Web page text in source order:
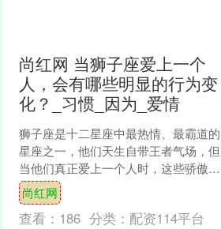
尚红网 当狮子座爱上一个
人，会有哪些明显的行为变
化？_习惯_因为_爱情
狮子座是十二星座中最热情、最霸道的
星座之一，他们天生自带王者气场，但
当他们真正爱上一个人时，这些骄傲
的"狮子"也会展现出令人意想不到的柔软
一面。今天，就让我们一....
尚红网
查看： 186 分类： 配资114平台